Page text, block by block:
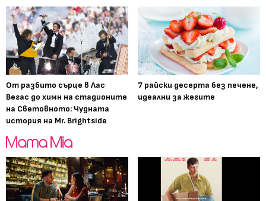
От разбито сърце в Лас
Вегас до химн на стадионите
на Световното: Чудната
история на Mr. Brightside
7 райски десерта без печене,
идеални за жегите